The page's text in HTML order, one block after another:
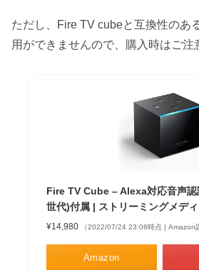
ただし、Fire TV cubeと互換性のあ
用ができませんので、購入時はご注
Fire TV Cube – Alexa対応音声
世代)付属 | ストリーミングメデ
¥14,980 （2022/07/24 23:06時点 | Amazon
Amazon